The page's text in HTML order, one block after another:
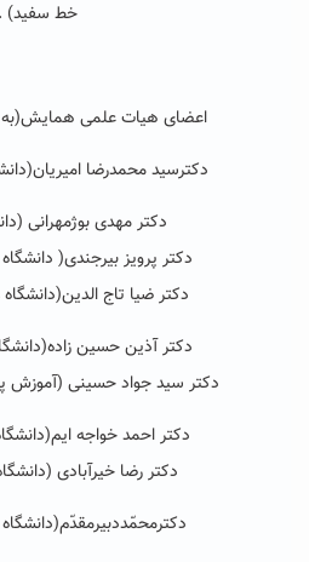
خط سفید) .
اعضای هیات علمی همایش(به
دکترسید محمدرضا
دکتر مهدی بوژمهرانی
دکتر پرویز بیرجندی(
دکتر ضیا تاج
دکتر آذین حسین
دکتر سید جواد حسینی (آموزش
دکتر احمد خواجه
دکتر رضا خیرآبادی